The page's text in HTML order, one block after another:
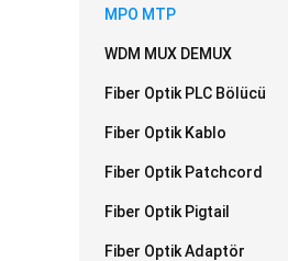
MPO MTP
WDM MUX DEMUX
Fiber Optik PLC Bölücü
Fiber Optik Kablo
Fiber Optik Patchcord
Fiber Optik Pigtail
Fiber Optik Adaptör